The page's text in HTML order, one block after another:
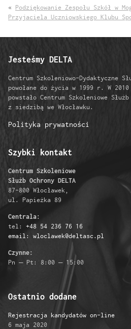
« Podziękowanie Zespołu Szkół w
Przyjaciela Uczniowskiego Klubu
Jesteśmy DELTA
Centrum Szkoleniowo-Dydaktyczne
powołane do życia w 1999 r. W
powstało Centrum Szkoleniowe
z siedzibą we Włocławku.
Polityka prywatności
Szybki kontakt
Centrum Szkoleniowe
Służb Ochrony DELTA
87-800 Włocławek,
ul. Papieżka 89
Centrala:
tel: +48 54 236 76 16
email: wloclawek@deltasc.pl
Czynne:
Pn – Pt: 8:00 – 15:00
Ostatnio dodane
Rejestracja kandydatów on-line
6 maja 2020